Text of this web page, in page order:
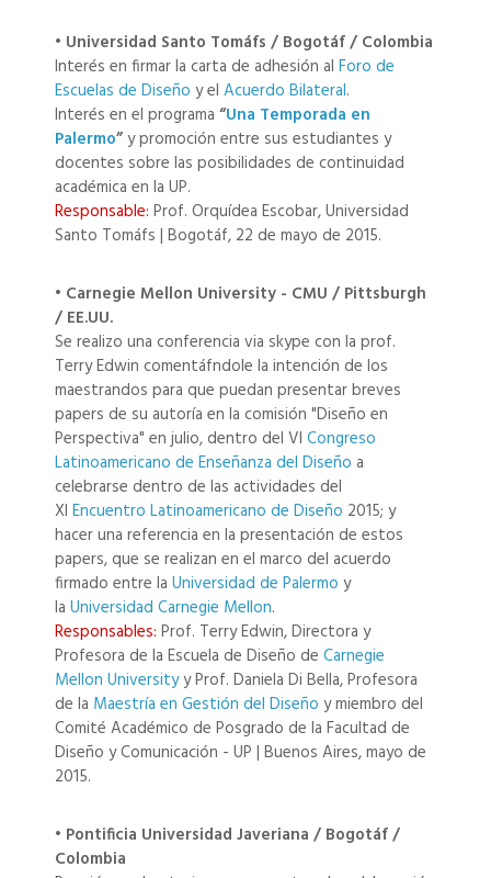
• Universidad Santo Tomáfs / Bogotáf / Colombia
Interés en firmar la carta de adhesión al Foro de
Escuelas de Diseño y el Acuerdo Bilateral.
Interés en el programa “Una Temporada en
Palermo”y promoción entre sus estudiantes y
docentes sobre las posibilidades de continuidad
académica en la UP.
Responsable: Prof. Orquídea Escobar, Universidad
Santo Tomáfs | Bogotáf, 22 de mayo de 2015.
• Carnegie Mellon University - CMU / Pittsburgh
/ EE.UU.
Se realizo una conferencia via skype con la prof.
Terry Edwin comentáfndole la intención de los
maestrandos para que puedan presentar breves
papers de su autoría en la comisión "Diseño en
Perspectiva" en julio, dentro del VI Congreso
Latinoamericano de Enseñanza del Diseño a
celebrarse dentro de las actividades del
XI Encuentro Latinoamericano de Diseño 2015; y
hacer una referencia en la presentación de estos
papers, que se realizan en el marco del acuerdo
firmado entre la Universidad de Palermo y
la Universidad Carnegie Mellon.
Responsables: Prof. Terry Edwin, Directora y
Profesora de la Escuela de Diseño de Carnegie
Mellon Universityy Prof. Daniela Di Bella, Profesora
de la Maestría en Gestión del Diseño y miembro del
Comité Académico de Posgrado de la Facultad de
Diseño y Comunicación - UP | Buenos Aires, mayo de
2015.
• Pontificia Universidad Javeriana / Bogotáf /
Colombia